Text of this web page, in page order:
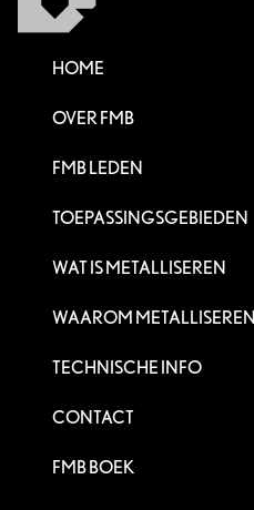
HOME
OVER FMB
FMB LEDEN
TOEPASSINGSGEBIEDEN
WAT IS METALLISEREN
WAAROM METALLISEREN
TECHNISCHE INFO
CONTACT
FMB BOEK